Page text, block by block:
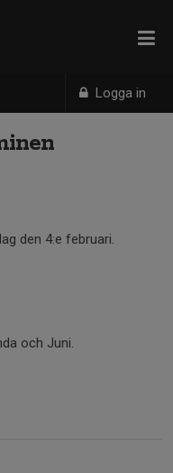
Logga in
den 4:e februari.
och Juni.